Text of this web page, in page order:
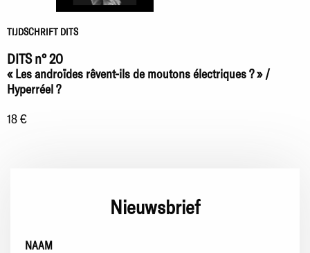
TIJDSCHRIFT DITS
DITS n° 20
« Les androïdes rêvent-ils de moutons électriques ? » /
Hyperréel ?
18 €
Nieuwsbrief
NAAM